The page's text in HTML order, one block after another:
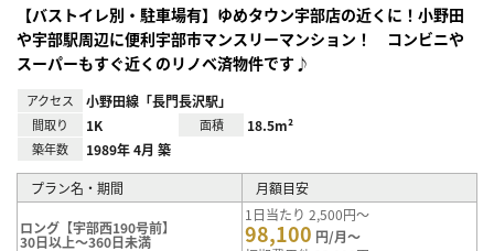
【バストイレ別・駐車場有】ゆめタウン宇部店の近くに！小野田
や宇部駅周辺に便利宇部市マンスリーマンション！ コンビニや
スーパーもすぐ近くのリノベ済物件です♪
アクセス 小野田線「長門長沢駅」
間取り 1K 面積 18.5m²
築年数 1989年 4月 築
プラン名・期間 月額目安
ロング【宇部西190号前】
30日以上～360日未満
1日当たり 2,500円～
98,100 円/月～